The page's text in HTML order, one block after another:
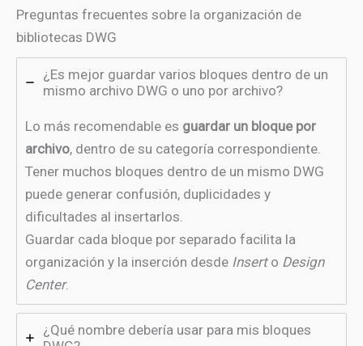
Preguntas frecuentes sobre la organización de
bibliotecas DWG
¿Es mejor guardar varios bloques dentro de un
mismo archivo DWG o uno por archivo?
Lo más recomendable es guardar un bloque por
archivo, dentro de su categoría correspondiente.
Tener muchos bloques dentro de un mismo DWG
puede generar confusión, duplicidades y
dificultades al insertarlos.
Guardar cada bloque por separado facilita la
organización y la inserción desde Inserto Design
Center.
¿Qué nombre debería usar para mis bloques